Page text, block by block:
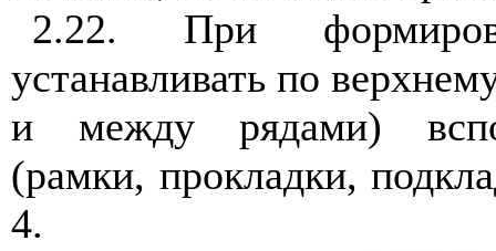
2.22. При
устанавливать по
и между рядами)
(рамки, прокладки,
4.